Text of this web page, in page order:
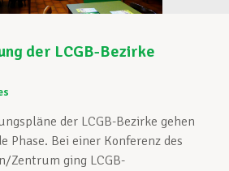
der LCGB-Bezirke
der LCGB-Bezirke gehen
Phase. Bei einer Konferenz des
Zentrum ging LCGB-